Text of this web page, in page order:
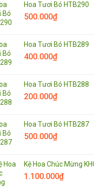
Hoa Tươi Bó HTB290
500.000₫
Hoa Tươi Bó HTB289
400.000₫
Hoa Tươi Bó HTB288
200.000₫
Hoa Tươi Bó HTB287
500.000₫
Kệ Hoa Chúc Mừng
1.100.000₫